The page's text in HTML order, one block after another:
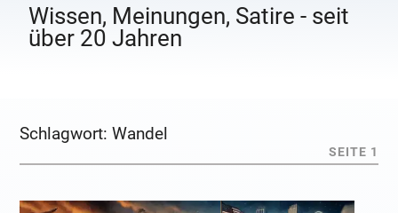
Wissen, Meinungen, Satire - seit
über 20 Jahren
Schlagwort:Wandel
SEITE 1